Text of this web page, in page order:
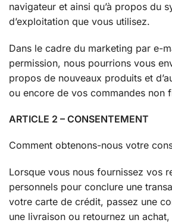
navigateur et ainsi qu’à propos du
d’exploitation que vous utilisez.
Dans le cadre du marketing par e-
permission, nous pourrions vous
propos de nouveaux produits et
ou encore de vos commandes non
ARTICLE 2 – CONSENTEMENT
Comment obtenons-nous votre
Lorsque vous nous fournissez vos
personnels pour conclure une
votre carte de crédit, passez une
une livraison ou retournez un